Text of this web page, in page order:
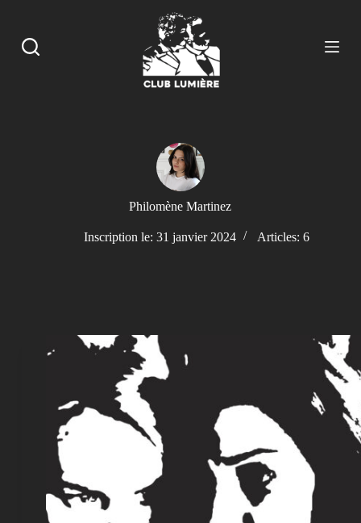
Philomène Martinez
Inscription le: 31 janvier 2024 Articles: 6